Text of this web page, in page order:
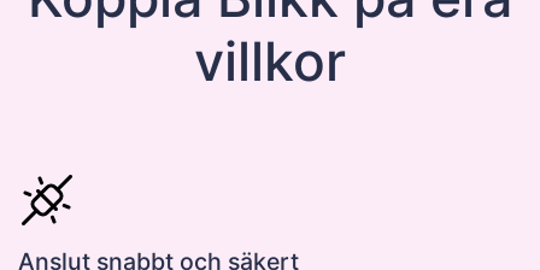
villkor
Anslut snabbt och säkert